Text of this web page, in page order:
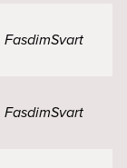
FasdimSvart
FasdimSvart